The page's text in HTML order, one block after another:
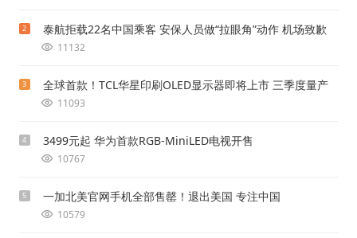
2 泰航拒载22名中国乘客 安保人员做“拉眼角”动作 机场致歉
11132
3 全球首款！TCL华星印刷OLED显示器即将上市 三季度量产
11093
4 3499元起 华为首款RGB-MiniLED电视开售
10767
5 一加北美官网手机全部售罄！退出美国 专注中国
10579